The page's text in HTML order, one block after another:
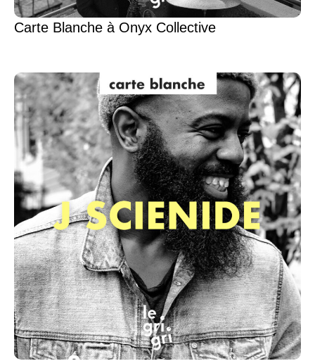
Carte Blanche à Onyx Collective